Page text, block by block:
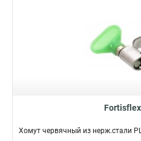
Хомут червячный из нерж.стали